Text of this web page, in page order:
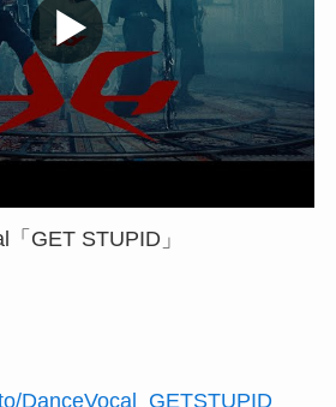
GET STUPID」
DanceVocal_GETSTUPID